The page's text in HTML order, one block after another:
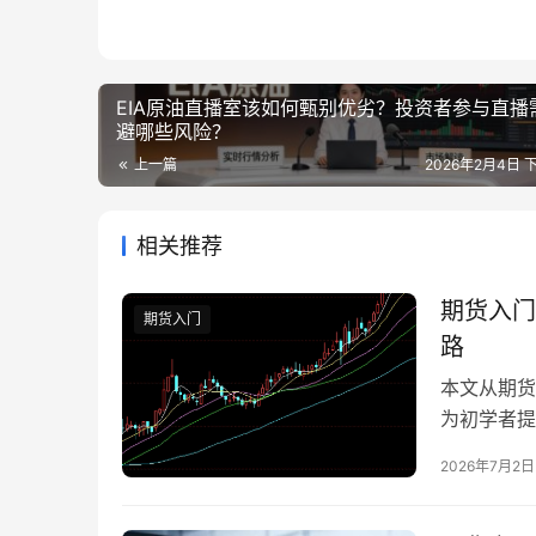
EIA原油直播室该如何甄别优劣？投资者参与直播
避哪些风险？
上一篇 2026年2月4日
相关推荐
期货入门
期货入
路
本文从期
为初学者
2026年7月2日